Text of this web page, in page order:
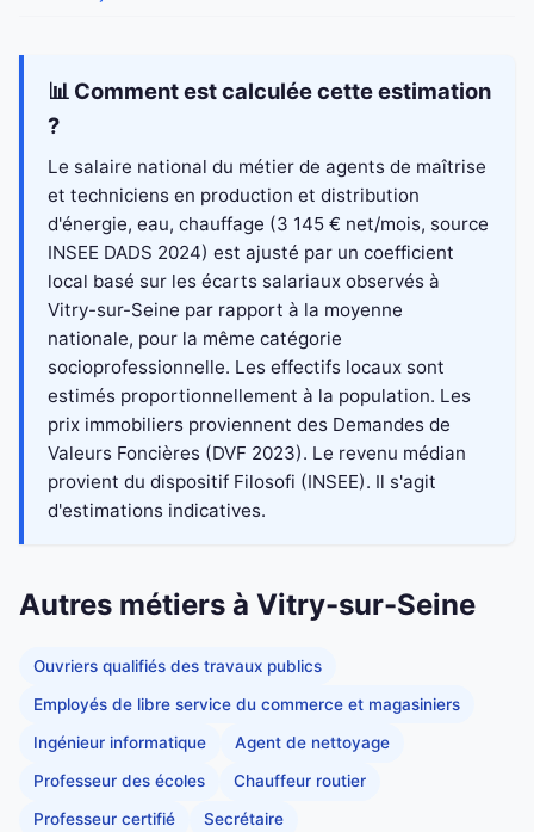
📊 Comment est calculée cette estimation
?
Le salaire national du métier de agents de maîtrise
et techniciens en production et distribution
d'énergie, eau, chauffage (3 145 € net/mois, source
INSEE DADS 2024) est ajusté par un coefficient
local basé sur les écarts salariaux observés à
Vitry-sur-Seine par rapport à la moyenne
nationale, pour la même catégorie
socioprofessionnelle. Les effectifs locaux sont
estimés proportionnellement à la population. Les
prix immobiliers proviennent des Demandes de
Valeurs Foncières (DVF 2023). Le revenu médian
provient du dispositif Filosofi (INSEE). Il s'agit
d'estimations indicatives.
Autres métiers à Vitry-sur-Seine
Ouvriers qualifiés des travaux publics
Employés de libre service du commerce et magasiniers
Ingénieur informatique Agent de nettoyage
Professeur des écoles Chauffeur routier
Professeur certifié Secrétaire